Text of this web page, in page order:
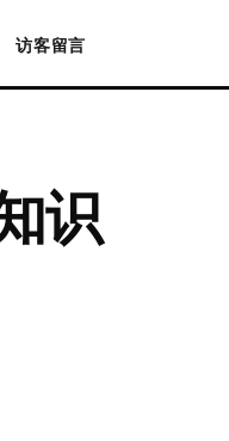
访客留言
识